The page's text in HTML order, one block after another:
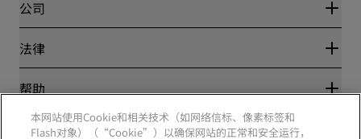
目的地
丽笙酒店集团APP
体育认证酒店
家庭友好型酒店
合作伙伴
公司
丽笙酒店集团
工作机会 RHG
工作机会 PPHE
工作机会 EHL
The Club by RHG
法律
隐私中心
丽赏会条款和条件
帮助
消费者警示
本网站使用Cookie和相关技术（如网络信标、像素标签和
Flash对象）（“Cookie”）以确保网站的正常和安全运行，